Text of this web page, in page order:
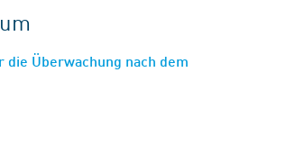
Überwachung nach dem